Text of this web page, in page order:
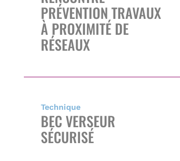
PRÉVENTION TRAVAUX
À PROXIMITÉ DE
RÉSEAUX
Technique
BEC VERSEUR
SÉCURISÉ